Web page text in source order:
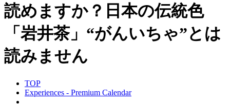
読めますか？日本の伝統色
「岩井茶」“がんいちゃ”とは
読みません
TOP
Experiences - Premium Calendar